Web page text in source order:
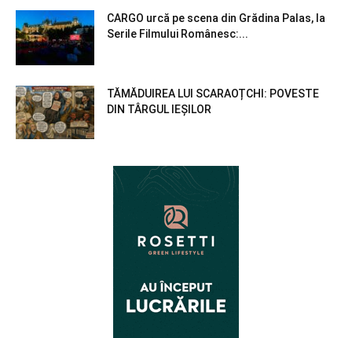
CARGO urcă pe scena din Grădina Palas, la
Serile Filmului Românesc:...
TĂMĂDUIREA LUI SCARAOȚCHI: POVESTE
DIN TÂRGUL IEȘILOR